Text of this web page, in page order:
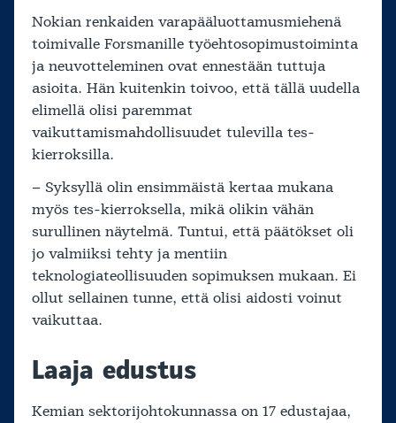
Nokian renkaiden varapääluottamusmiehenä
toimivalle Forsmanille työehtosopimustoiminta
ja neuvotteleminen ovat ennestään tuttuja
asioita. Hän kuitenkin toivoo, että tällä uudella
elimellä olisi paremmat
vaikuttamismahdollisuudet tulevilla tes-
kierroksilla.
– Syksyllä olin ensimmäistä kertaa mukana
myös tes-kierroksella, mikä olikin vähän
surullinen näytelmä. Tuntui, että päätökset oli
jo valmiiksi tehty ja mentiin
teknologiateollisuuden sopimuksen mukaan. Ei
ollut sellainen tunne, että olisi aidosti voinut
vaikuttaa.
Laaja edustus
Kemian sektorijohtokunnassa on 17 edustajaa,